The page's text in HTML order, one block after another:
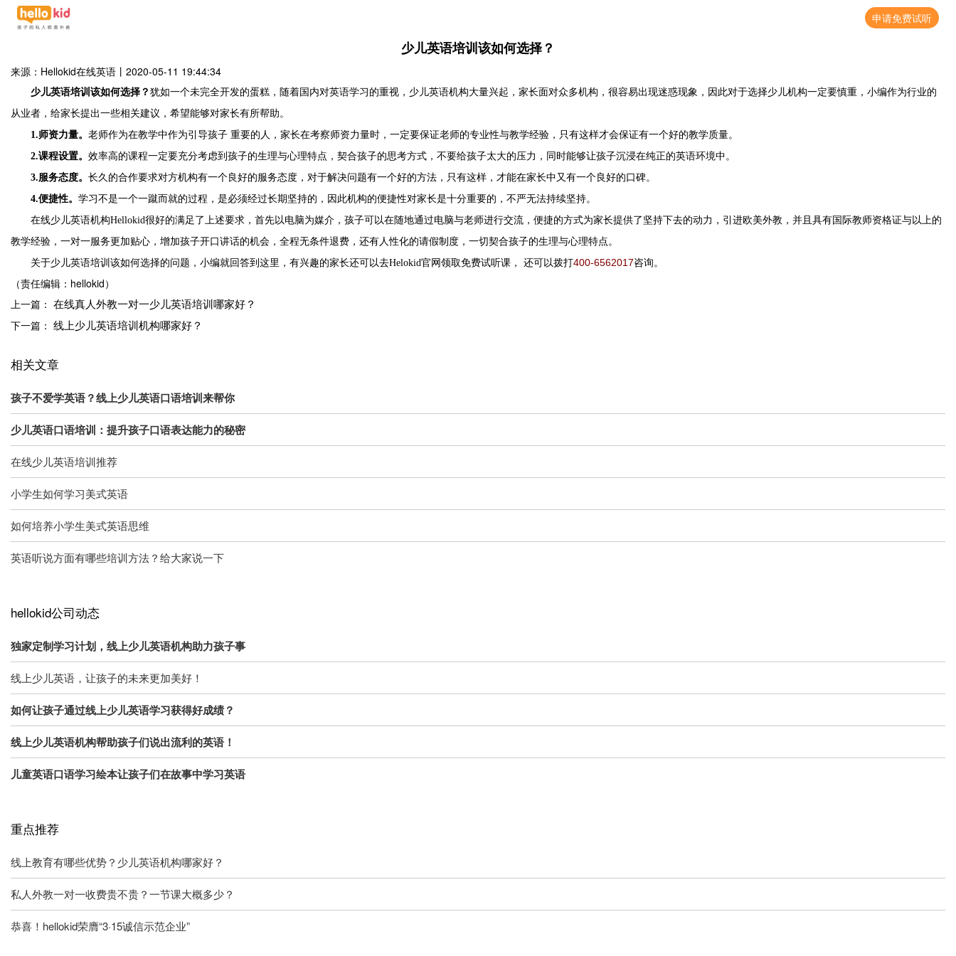
申请免费试听
少儿英语培训该如何选择？
来源：Hellokid在线英语 丨 2020-05-11 19:44:34
少儿英语培训该如何选择？ 犹如一个未完全开发的蛋糕，随着国内对英语学习的重视，少儿英语机构大量兴起，家长面对众多机构，很容易出现迷惑现象，因此对于选择少儿机构一定要慎重，小编作为行业的
从业者，给家长提出一些相关建议，希望能够对家长有所帮助。
1.师资力量。老师作为在教学中作为引导孩子 重要的人，家长在考察师资力量时，一定要保证老师的专业性与教学经验，只有这样才会保证有一个好的教学质量。
2.课程设置。效率高的课程一定要充分考虑到孩子的生理与心理特点，契合孩子的思考方式，不要给孩子太大的压力，同时能够让孩子沉浸在纯正的英语环境中。
3.服务态度。长久的合作要求对方机构有一个良好的服务态度，对于解决问题有一个好的方法，只有这样，才能在家长中又有一个良好的口碑。
4.便捷性。学习不是一个一蹴而就的过程，是必须经过长期坚持的，因此机构的便捷性对家长是十分重要的，不严无法持续坚持。
在线少儿英语机构Hellokid很好的满足了上述要求，首先以电脑为媒介，孩子可以在随地通过电脑与老师进行交流，便捷的方式为家长提供了坚持下去的动力，引进欧美外教，并且具有国际教师资格证与以上的
教学经验，一对一服务更加贴心，增加孩子开口讲话的机会，全程无条件退费，还有人性化的请假制度，一切契合孩子的生理与心理特点。
关于少儿英语培训该如何选择的问题，小编就回答到这里， 有兴趣的家长还可以去Helokid官网领取免费试听课， 还可以拨打400-6562017咨询。
（责任编辑：hellokid）
上一篇： 在线真人外教一对一少儿英语培训哪家好？
下一篇： 线上少儿英语培训机构哪家好？
相关文章
孩子不爱学英语？线上少儿英语口语培训来帮你
少儿英语口语培训：提升孩子口语表达能力的秘密
在线少儿英语培训推荐
小学生如何学习美式英语
如何培养小学生美式英语思维
英语听说方面有哪些培训方法？给大家说一下
hellokid公司动态
独家定制学习计划，线上少儿英语机构助力孩子事
线上少儿英语，让孩子的未来更加美好！
如何让孩子通过线上少儿英语学习获得好成绩？
线上少儿英语机构帮助孩子们说出流利的英语！
儿童英语口语学习绘本让孩子们在故事中学习英语
重点推荐
线上教育有哪些优势？少儿英语机构哪家好？
私人外教一对一收费贵不贵？一节课大概多少？
恭喜！hellokid荣膺“3·15诚信示范企业”